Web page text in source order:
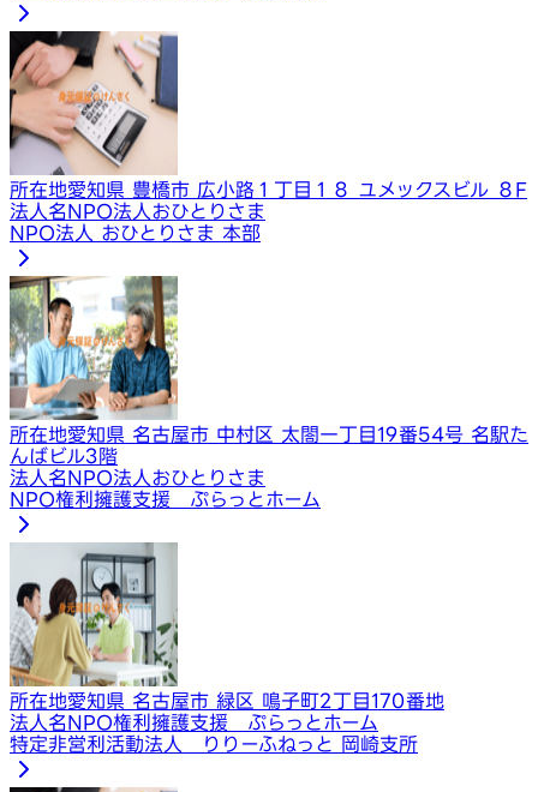
所在地愛知県 豊橋市 広小路１丁目１８ ユメックスビル ８F
法人名NPO法人おひとりさま
NPO法人 おひとりさま 本部
所在地愛知県 名古屋市 中村区 太閤一丁目19番54号 名駅た
んばビル3階
法人名NPO法人おひとりさま
NPO権利擁護支援 ぷらっとホーム
所在地愛知県 名古屋市 緑区 鳴子町2丁目170番地
法人名NPO権利擁護支援 ぷらっとホーム
特定非営利活動法人 りりーふねっと 岡崎支所